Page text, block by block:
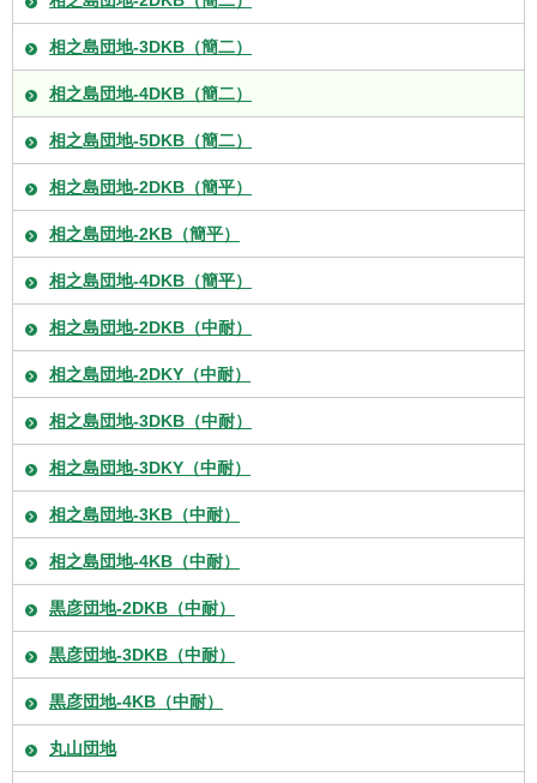
相之島団地-3DKB（簡二）
相之島団地-4DKB（簡二）
相之島団地-5DKB（簡二）
相之島団地-2DKB（簡平）
相之島団地-2KB（簡平）
相之島団地-4DKB（簡平）
相之島団地-2DKB（中耐）
相之島団地-2DKY（中耐）
相之島団地-3DKB（中耐）
相之島団地-3DKY（中耐）
相之島団地-3KB（中耐）
相之島団地-4KB（中耐）
黒彦団地-2DKB（中耐）
黒彦団地-3DKB（中耐）
黒彦団地-4KB（中耐）
丸山団地